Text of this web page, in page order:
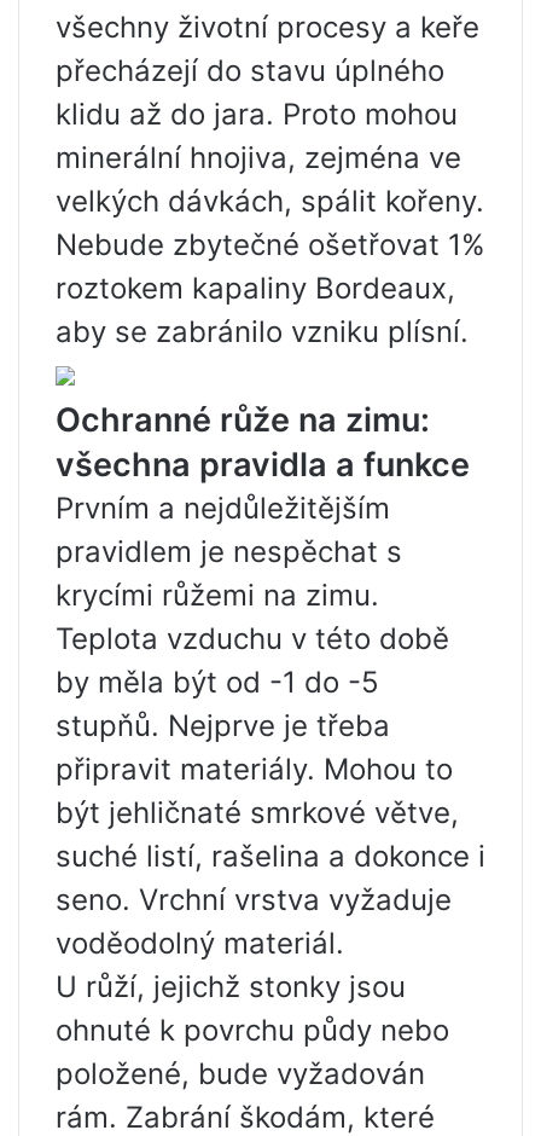
všechny životní procesy a keře
přecházejí do stavu úplného
klidu až do jara. Proto mohou
minerální hnojiva, zejména ve
velkých dávkách, spálit kořeny.
Nebude zbytečné ošetřovat 1%
roztokem kapaliny Bordeaux,
aby se zabránilo vzniku plísní.
Ochranné růže na zimu:
všechna pravidla a funkce
Prvním a nejdůležitějším
pravidlem je nespěchat s
krycími růžemi na zimu.
Teplota vzduchu v této době
by měla být od -1 do -5
stupňů. Nejprve je třeba
připravit materiály. Mohou to
být jehličnaté smrkové větve,
suché listí, rašelina a dokonce i
seno. Vrchní vrstva vyžaduje
voděodolný materiál.
U růží, jejichž stonky jsou
ohnuté k povrchu půdy nebo
položené, bude vyžadován
rám. Zabrání škodám, které